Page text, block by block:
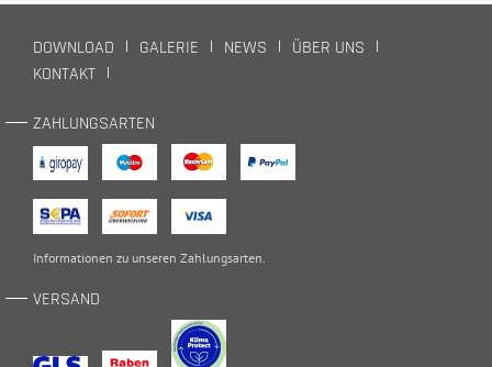
DOWNLOAD GALERIE NEWS
ÜBER UNS
KONTAKT
ZAHLUNGSARTEN
Informationen zu unseren Zahlungsarten.
VERSAND